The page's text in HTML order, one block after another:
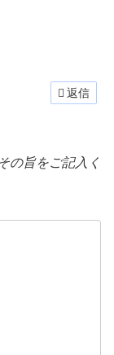
返信
旨をご記入く